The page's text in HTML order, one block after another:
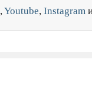
, Youtube, Instagram